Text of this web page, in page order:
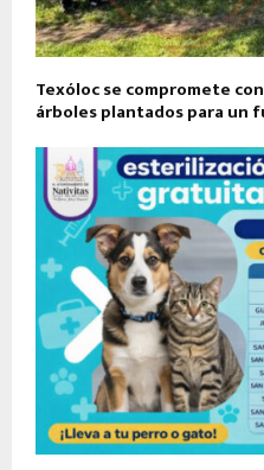
Texóloc se compromete
árboles plantados para un